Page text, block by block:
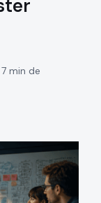
7 min de